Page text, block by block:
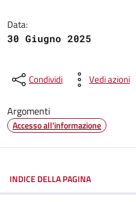
Data:
30 Giugno 2025
Condividi Vedi azioni
Argomenti
Accesso all'informazione
INDICE DELLA PAGINA